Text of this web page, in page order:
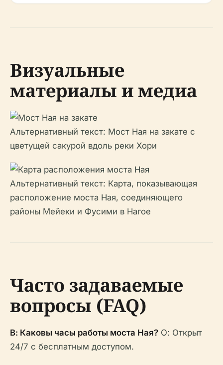
Визуальные
материалы и медиа
Альтернативный текст: Мост Ная на закате с
цветущей сакурой вдоль реки Хори
Альтернативный текст: Карта, показывающая
расположение моста Ная, соединяющего
районы Мейеки и Фусими в Нагое
Часто задаваемые
вопросы (FAQ)
В: Каковы часы работы моста Ная? О: Открыт
24/7 с бесплатным доступом.